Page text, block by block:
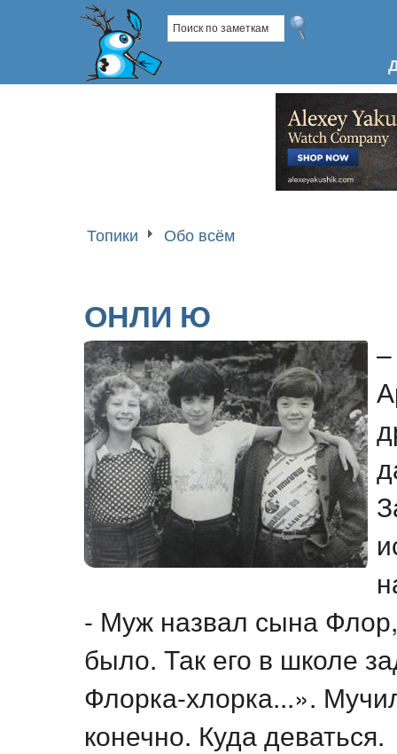
Топики Обо всём
ОНЛИ Ю
- Муж назвал сына
было. Так его в школе
Флорка-хлорка...».
конечно. Куда деваться.